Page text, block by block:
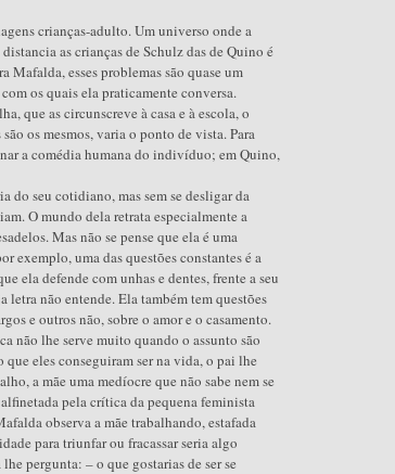
crianças-adulto. Um universo onde a
as crianças de Schulz das de Quino é
Mafalda, esses problemas são quase um
os quais ela praticamente conversa.
que as circunscreve à casa e à escola, o
os mesmos, varia o ponto de vista. Para
a comédia humana do indivíduo; em Quino,
do seu cotidiano, mas sem se desligar da
O mundo dela retrata especialmente a
Mas não se pense que ela é uma
exemplo, uma das questões constantes é a
ela defende com unhas e dentes, frente a seu
não entende. Ela também tem questões
e outros não, sobre o amor e o casamento.
não lhe serve muito quando o assunto são
eles conseguiram ser na vida, o pai lhe
a mãe uma medíocre que não sabe nem se
pela crítica da pequena feminista
observa a mãe trabalhando, estafada
para triunfar ou fracassar seria algo
pergunta: – o que gostarias de ser se